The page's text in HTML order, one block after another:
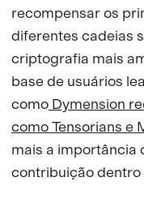
recompensar os
diferentes cadeias
criptografia mais
base de usuários
como Dymension
como Tensorians e
mais a importância
contribuição dentro